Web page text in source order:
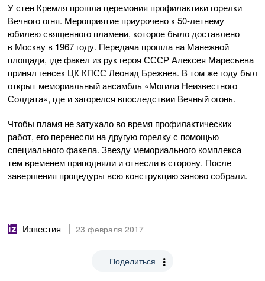
У стен Кремля прошла церемония профилактики горелки
Вечного огня. Мероприятие приурочено к50-летнему
юбилею священного пламени, которое было доставлено
в Москву в 1967 году. Передача прошла на Манежной
площади, где факел из рук героя СССР Алексея Маресьева
принял генсек ЦК КПСС Леонид Брежнев. В том же году был
открыт мемориальный ансамбль «Могила Неизвестного
Солдата», где и загорелся впоследствии Вечный огонь.
Чтобы пламя не затухало во время профилактических
работ, его перенесли на другую горелку с помощью
специального факела. Звезду мемориального комплекса
тем временем приподняли и отнесли в сторону. После
завершения процедуры всю конструкцию заново собрали.
Известия 23 февраля 2017
Поделиться